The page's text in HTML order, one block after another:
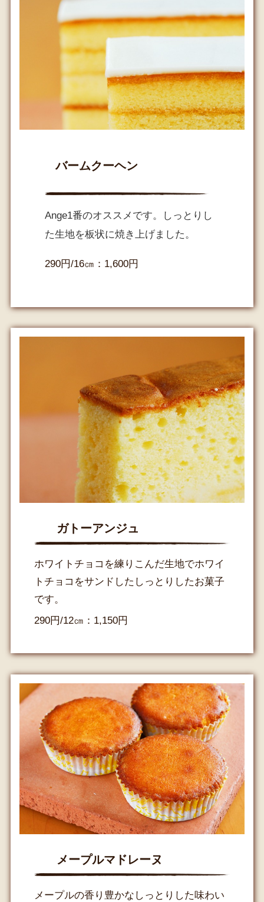
バームクーヘン
Ange1番のオススメです。しっとりし
た生地を板状に焼き上げました。
290円/16㎝：1,600円
ガトーアンジュ
ホワイトチョコを練りこんだ生地でホワイ
トチョコをサンドしたしっとりしたお菓子
です。
290円/12㎝：1,150円
メープルマドレーヌ
メープルの香り豊かなしっとりした味わい